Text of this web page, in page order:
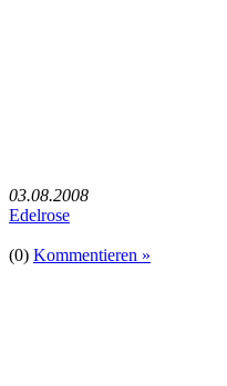
03.08.2008
Edelrose
(0) Kommentieren »